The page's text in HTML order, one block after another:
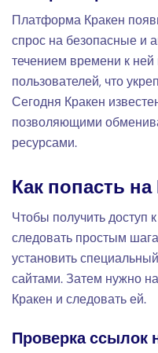
Платформа Кракен
спрос на безопасные и
течением времени к
пользователей, что
Сегодня Кракен
позволяющими
ресурсами.
Как попасть
Чтобы получить доступ
следовать простым
установить
сайтами. Затем нужно
Кракен и следовать ей.
Проверка ссылок